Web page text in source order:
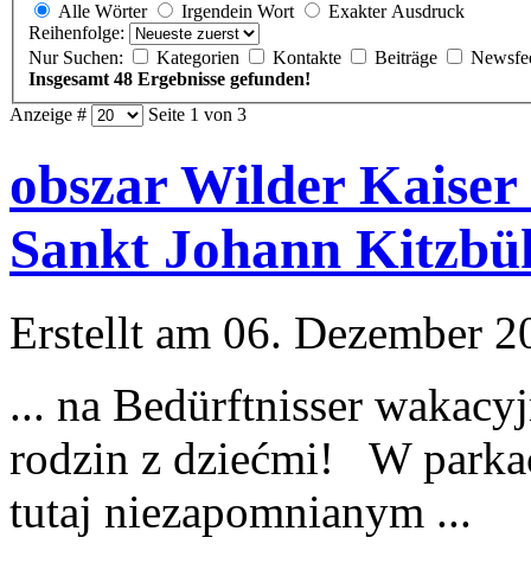
Alle Wörter Irgendein Wort
Exakter Ausdruck
Reihenfolge:
Nur Suchen:
Kategorien Kontakte Beiträge
Insgesamt 48 Ergebnisse gefunden!
Anzeige #
Seite 1 von 3
obszar Wilder
Sankt Johann
Erstellt am 06. Dezember
... na Bedürftnisser
rodzin z dziećmi! W
tutaj niezapomnianym ...